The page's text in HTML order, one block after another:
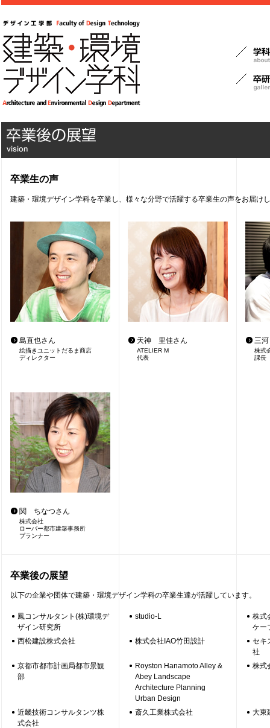
卒業生の声
建築・環境デザイン学科を卒業し、様々な分野で活躍する卒業生の声をお届け
島直也さん
絵描きユニットだるま商店
ディレクター
天神 里佳さん
ATELIER M
代表
三
株式
課長
関 ちなつさん
株式会社
ローバー都市建築事務所
プランナー
卒業後の展望
以下の企業や団体で建築・環境デザイン学科の卒業生達が活躍しています。
鳳コンサルタント(株)環境デ
ザイン研究所
studio-L
株式
ケー
西松建設株式会社
株式会社IAO竹田設計
セキ
社
京都市都市計画局都市景観
部
Royston Hanamoto Alley &
Abey Landscape
Architecture Planning
Urban Design
株
近畿技術コンサルタンツ株
式会社
斎久工業株式会社 大東